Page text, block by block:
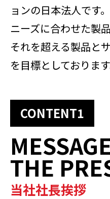
ョンの日本法人です
ニーズに合わせた製
それを超える製品と
を目標としております
CONTENT1
THE
当社社長挨拶